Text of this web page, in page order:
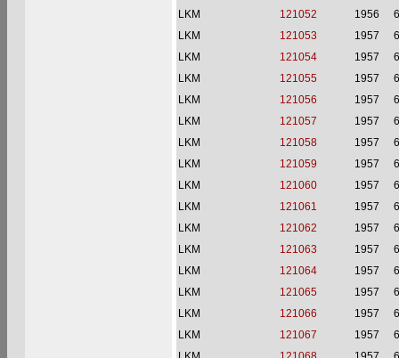
LKM
121052 1956
LKM
121053 1957
LKM
121054 1957
LKM
121055 1957
LKM
121056 1957
LKM
121057 1957
LKM
121058 1957
LKM
121059 1957
LKM
121060 1957
LKM
121061 1957
LKM
121062 1957
LKM
121063 1957
LKM
121064 1957
LKM
121065 1957
LKM
121066 1957
LKM
121067 1957